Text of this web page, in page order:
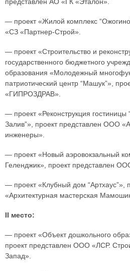
— проект «Жилой комплекс
«СЗ «Партнер-Строй».
— проект «Строительство и
государственного бюджетного
образования «Молодежный
патриотический центр “Машук”»,
«ГИПРОЗДРАВ».
— проект «Реконструкция гостиницы
Залив”», проект представлен ООО
инженеры».
— проект «Новый аэровокзальный
Геленджик», проект представлен
— проект «Клубный дом “Артхаус”»,
«Архитектурная мастерская
II место:
— проект «Объект дошкольного
проект представлен ООО «ЛСР.
Запад».